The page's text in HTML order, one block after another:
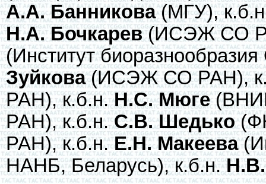
А.А. Банникова(МГУ),
Н.А. Бочкарев(ИСЭЖ СО
(Институт
Зуйкова(ИСЭЖ СО РАН),
РАН), к.б.н.Н.С. Мюге
РАН), к.б.н.С.В. Шедько
РАН), к.б.н.Е.Н. Макеева
НАНБ, Беларусь), к.б.н.